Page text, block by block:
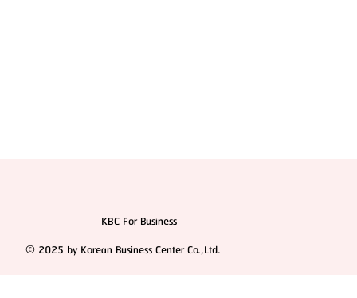
KBC For Business
© 2025 by Korean Business Center Co.,Ltd.